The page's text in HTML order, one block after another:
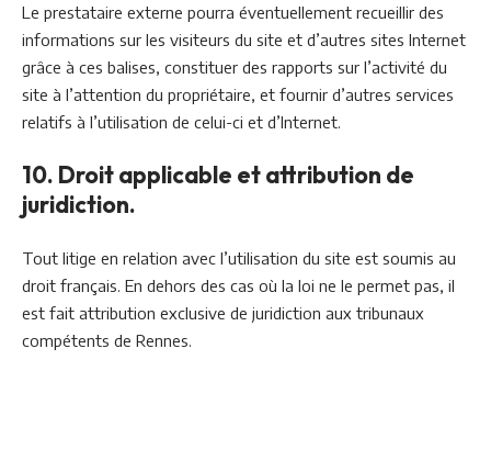
Le prestataire externe pourra éventuellement recueillir des
informations sur les visiteurs du site et d’autres sites Internet
grâce à ces balises, constituer des rapports sur l’activité du
site à l’attention du propriétaire, et fournir d’autres services
relatifs à l’utilisation de celui-ci et d’Internet.
10. Droit applicable et attribution de
juridiction.
Tout litige en relation avec l’utilisation du site est soumis au
droit français. En dehors des cas où la loi ne le permet pas, il
est fait attribution exclusive de juridiction aux tribunaux
compétents de Rennes.